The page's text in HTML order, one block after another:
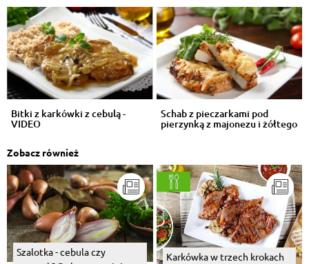
Bitki z karkówki z cebulą -
VIDEO
Schab z pieczarkami pod
pierzynką z majonezu i żółtego
Zobacz również
Szalotka - cebula czy
Karkówka w trzech krokach